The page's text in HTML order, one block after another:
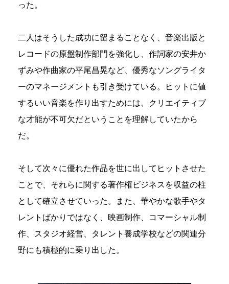
った。
二人はそうした成功に留まることなく、音楽出版と
レコードの原盤制作部門を強化し、作詞家の安井か
ずみや作曲家の平尾昌晃など、優秀なソングライタ
ーのマネージメントも引き受けている。ヒットに値
するいい音楽を作り出すためには、クリエイティブ
な才能が不可欠だということを理解していたから
だ。
そして次々に優れた作品を世に出してヒットさせた
ことで、それらに関する著作権ビジネスを収益の柱
として確立させていった。また、華やかな歌手やタ
レントばかりではなく、映画制作、コマーシャル制
作、スタジオ経営、タレント養成学校などの関連分
野にも積極的に乗り出した。